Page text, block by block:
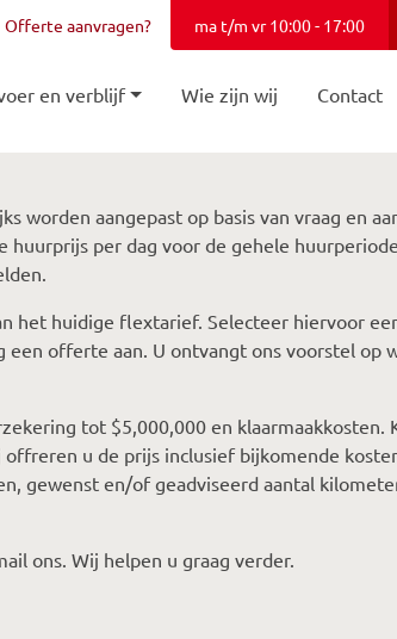
Offerte aanvragen? ma t/m vr 10:00 - 17:00
en verblijf Wie zijn wij Contact
worden aangepast op basis van vraag en
per dag voor de gehele
het huidige flextarief. Selecteer hiervoor
offerte aan. U ontvangt ons voorstel op
tot $5,000,000 en klaarmaakkosten.
u de prijs inclusief bijkomende
gewenst en/of geadviseerd aantal
ons. Wij helpen u graag verder.